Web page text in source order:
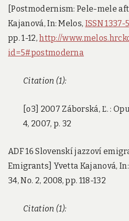
[Postmodernism: Pele-mele
Kajanová, In: Melos, ISSN 1337-
pp. 1-12,http://
id=5#postmoderna
Citation (1):
[o3] 2007 Záborská, Ľ. :
4, 2007, p. 32
ADF 16 Slovenskí jazzoví
Emigrants] Yvetta Kajanová,
34, No. 2, 2008, pp. 118-132
Citation (1):